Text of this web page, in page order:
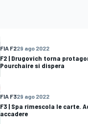
FIA F229 ago 2022
F2 | Drugovich torna
Pourchaire si dispera
FIA F329 ago 2022
F3 | Spa rimescola le carte.
accadere